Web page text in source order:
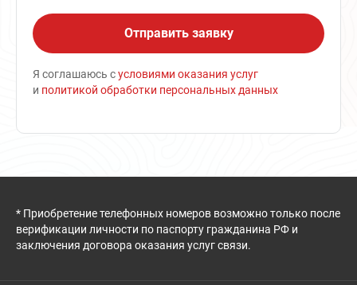
Я соглашаюсь сусловиями оказания услуг
и политикой обработки персональных данных
* Приобретение телефонных номеров возможно только после
верификации личности по паспорту гражданина РФ и
заключения договора оказания услуг связи.